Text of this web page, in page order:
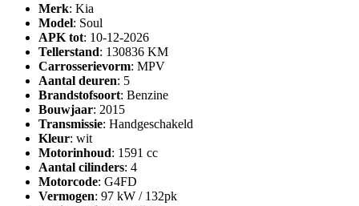
Merk: Kia
Model: Soul
APK tot: 10-12-2026
Tellerstand: 130836 KM
Carrosserievorm: MPV
Aantal deuren: 5
Brandstofsoort: Benzine
Bouwjaar: 2015
Transmissie: Handgeschakeld
Kleur: wit
Motorinhoud: 1591 cc
Aantal cilinders: 4
Motorcode: G4FD
Vermogen: 97 kW / 132pk